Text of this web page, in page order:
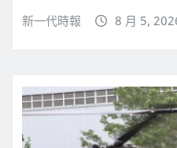
新一代時報 8 月 5,